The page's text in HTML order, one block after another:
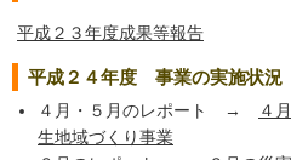
平成２３年度成果等報告
平成２４年度 事業の実施状況
４月・５月のレポート →
４
生地域づくり事業